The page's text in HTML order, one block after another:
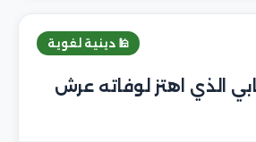
🕌 دينية لغوية
الذي اهتز لوفاته عرش